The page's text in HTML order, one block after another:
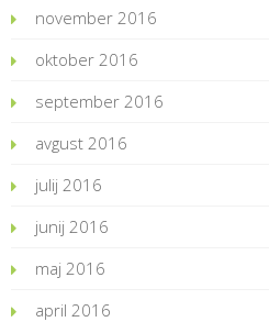
november 2016
oktober 2016
september 2016
avgust 2016
julij 2016
junij 2016
maj 2016
april 2016